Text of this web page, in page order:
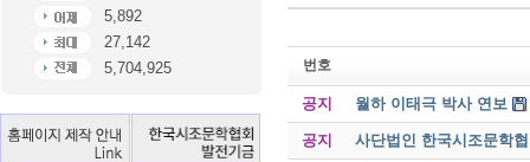
5,892
27,142
5,704,925
번호
공지 월하 이태극 박사 연보
공지 사단법인 한국시조문학